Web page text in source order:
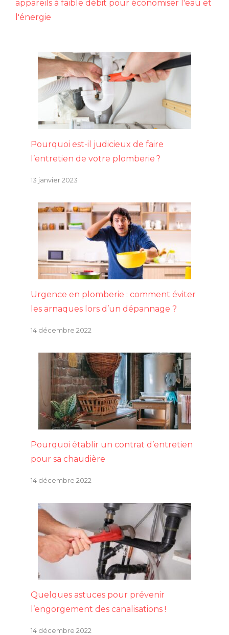
appareils à faible débit pour économiser l'eau et
l'énergie
Pourquoi est-il judicieux de faire
l’entretien de votre plomberie ?
13 janvier 2023
Urgence en plomberie : comment éviter
les arnaques lors d’un dépannage ?
14 décembre 2022
Pourquoi établir un contrat d’entretien
pour sa chaudière
14 décembre 2022
Quelques astuces pour prévenir
l’engorgement des canalisations !
14 décembre 2022